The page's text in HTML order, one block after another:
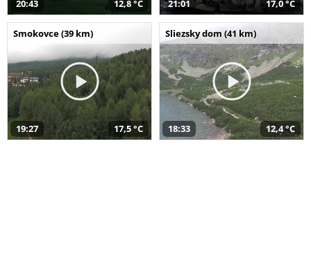
20:43 12,8 °C 21:01 17,0 °C
Smokovce (39 km)
19:27 17,5 °C
Sliezsky dom (41 km)
18:33 12,4 °C